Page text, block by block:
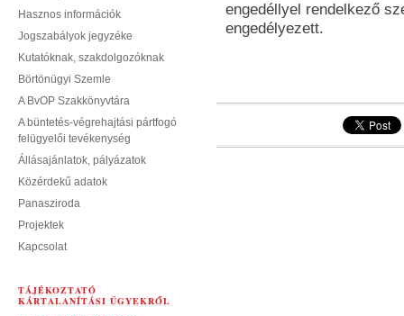
Hasznos információk
Jogszabályok jegyzéke
Kutatóknak, szakdolgozóknak
Börtönügyi Szemle
A BvOP Szakkönyvtára
A büntetés-végrehajtási pártfogó
felügyelői tevékenység
Állásajánlatok, pályázatok
Közérdekű adatok
Panasziroda
Projektek
Kapcsolat
TÁJÉKOZTATÓ
KÁRTALANÍTÁSI ÜGYEKRŐL
engedéllyel rendelkező
engedélyezett.